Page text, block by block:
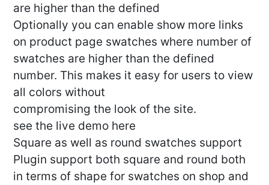
are higher than the defined
Optionally you can enable show more links
on product page swatches where number of
swatches are higher than the defined
number. This makes it easy for users to view
all colors without
compromising the look of the site.
see the live demo here
Square as well as round swatches support
Plugin support both square and round both
in terms of shape for swatches on shop and